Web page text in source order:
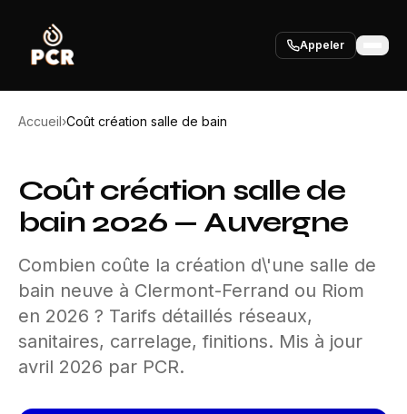
Appeler
Accueil›Coût création salle de bain
Coût création salle de
bain 2026 — Auvergne
Combien coûte la création d\'une salle de
bain neuve à Clermont-Ferrand ou Riom
en 2026 ? Tarifs détaillés réseaux,
sanitaires, carrelage, finitions. Mis à jour
avril 2026 par PCR.